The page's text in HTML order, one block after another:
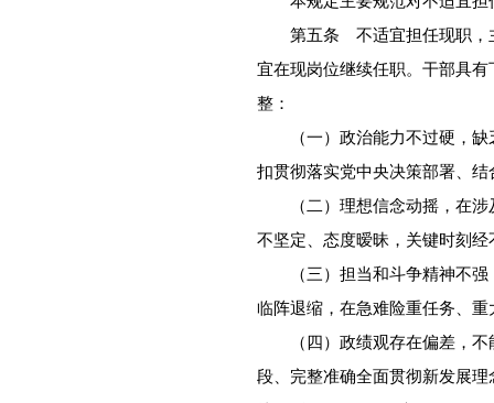
第五条 不适宜担任现职，主
宜在现岗位继续任职。干部具
整：
（一）政治能力不过硬，缺
扣贯彻落实党中央决策部署、
（二）理想信念动摇，在涉
不坚定、态度暧昧，关键时刻经
（三）担当和斗争精神不强
临阵退缩，在急难险重任务、
（四）政绩观存在偏差，不
段、完整准确全面贯彻新发展